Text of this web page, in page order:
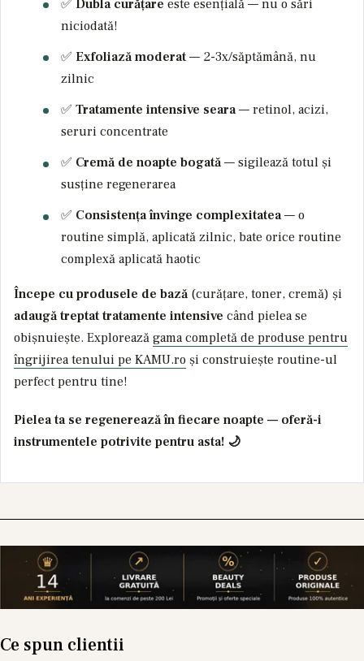
✅ Dubla curățare este esențială — nu o sări
niciodată!
✅ Exfoliază moderat— 2-3x/săptămână, nu
zilnic
✅ Tratamente intensive seara— retinol, acizi,
seruri concentrate
✅ Cremă de noapte bogată— sigilează totul și
susține regenerarea
✅ Consistența învinge complexitatea— o
routine simplă, aplicată zilnic, bate orice routine
complexă aplicată haotic
Începe cu produsele de bază (curățare, toner, cremă) și
adaugă treptat tratamente intensive când pielea se
obișnuiește. Explorează gama completă de produse pentru
îngrijirea tenului pe KAMU.ro și construiește routine-ul
perfect pentru tine!
Pielea ta se regenerează în fiecare noapte — oferă-i
instrumentele potrivite pentru asta! 🌙
Ce spun clientii